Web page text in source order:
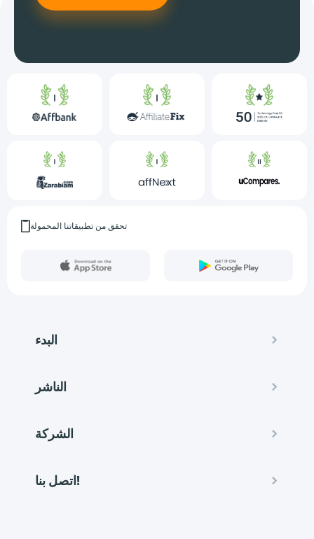
تحقق من تطبيقاتنا المحمولة
البدء
الناشر
الشركة
اتصل بنا!